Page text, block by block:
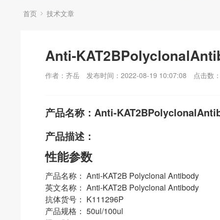
首页 技术文章
Anti-
作者：齐岳 发布时间：2022-08-19 10:07:08 点击数：
产品名称：Anti-
产品描述：
性能参数
产品名称： Anti-KAT2B Polyclonal Antibody
英文名称： Anti-KAT2B Polyclonal Antibody
抗体货号： K111296P
产品规格： 50ul/100ul